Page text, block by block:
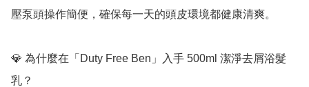
壓泵頭操作簡便，確保每一天的頭皮環境都健康清爽。
💎 為什麼在「Duty Free Ben」入手 500ml 潔淨去屑浴髮
乳？